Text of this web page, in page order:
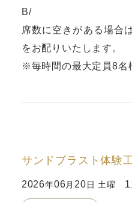
B/
席数に空きがある場合
をお配りいたします。
※毎時間の最大定員8名
サンドブラスト体験
2026年06月20 日 土曜